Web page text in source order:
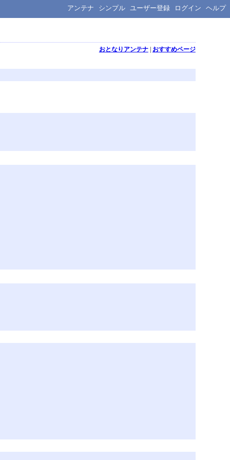
アンテナ シンプル ユーザー登録 ログイン ヘルプ
おとなりアンテナ| おすすめページ